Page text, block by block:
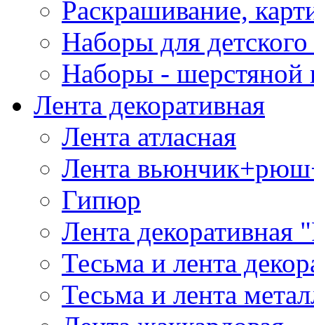
Раскрашивание,
Наборы для
Наборы - шерстяной
Лента декоративная
Лента атласная
Лента
Гипюр
Лента декоративная
Тесьма и лента
Тесьма и лента